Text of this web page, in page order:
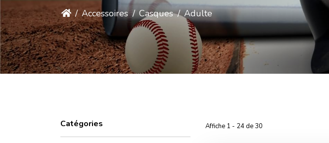
/ Accessoires / Casques / Adulte
Catégories Affiche 1 - 24 de 30